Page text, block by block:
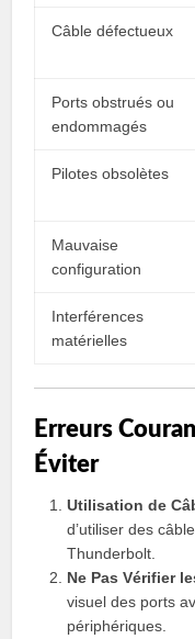
Câble défectueux
Ports obstrués ou
endommagés
Pilotes obsolètes
Mauvaise
configuration
Interférences
matérielles
Erreurs
Éviter
Utilisation de
d’utiliser des
Thunderbolt.
Ne Pas Vérifier
visuel des ports
périphériques.